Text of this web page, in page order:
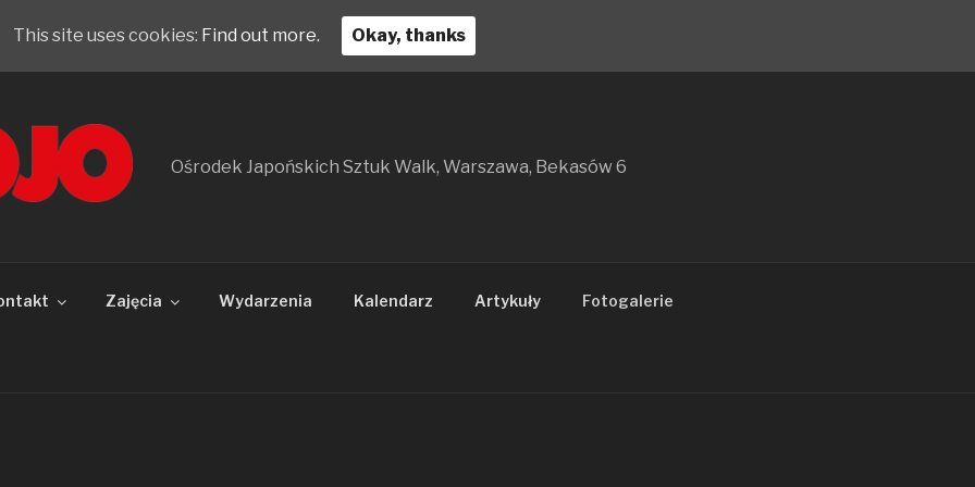
Ośrodek Japońskich Sztuk Walk, Warszawa, Bekasów 6
Zajęcia Wydarzenia Kalendarz Artykuły Fotogalerie
This site uses cookies: Find out more. Okay, thanks